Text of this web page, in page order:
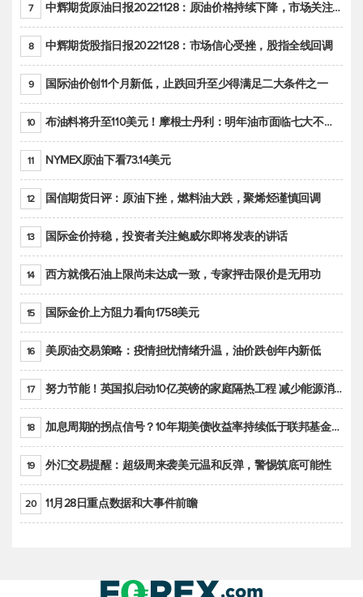
7 中辉期货原油日报20221128：原油价格持续下降，市场关注OPEC+新一轮产能政策
8 中辉期货股指日报20221128：市场信心受挫，股指全线回调
9 国际油价创11个月新低，止跌回升至少得满足二大条件之一
10 布油料将升至110美元！摩根士丹利：明年油市面临七大不确定性
11 NYMEX原油下看73.14美元
12 国信期货日评：原油下挫，燃料油大跌，聚烯烃谨慎回调
13 国际金价持稳，投资者关注鲍威尔即将发表的讲话
14 西方就俄石油上限尚未达成一致，专家抨击限价是无用功
15 国际金价上方阻力看向1758美元
16 美原油交易策略：疫情担忧情绪升温，油价跌创年内新低
17 努力节能！英国拟启动10亿英镑的家庭隔热工程 减少能源消耗
18 加息周期的拐点信号？10年期美债收益率持续低于联邦基金利率目标区间
19 外汇交易提醒：超级周来袭美元温和反弹，警惕筑底可能性
20 11月28日重点数据和大事件前瞻